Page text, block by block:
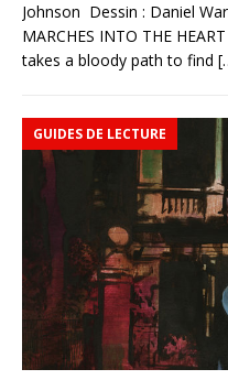
Johnson Dessin : Daniel
MARCHES INTO THE
takes a bloody path to find
GUIDES DE LECTURE